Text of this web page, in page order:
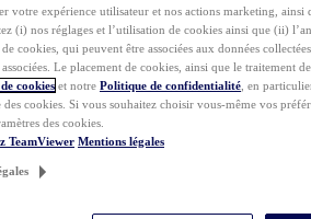
votre expérience utilisateur et nos actions marketing, ainsi
(i) nos réglages et l’utilisation de cookies ainsi que (ii)
cookies, qui peuvent être associées aux données
Le placement de cookies, ainsi que le traitement
cookies et notre Politique de confidentialité , en
des cookies. Si vous souhaitez choisir vous-même vos
des cookies.
TeamViewer Mentions légales